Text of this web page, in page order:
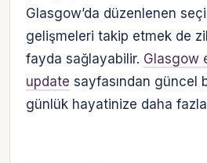
Glasgow’da düzenlenen
gelişmeleri takip etmek de
fayda sağlayabilir. Glasgow
update sayfasından güncel
günlük hayatinize daha